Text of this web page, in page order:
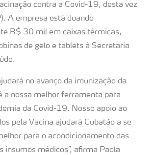
contra a Covid-19, desta vez
A empresa está doando
R$ 30 mil em caixas térmicas,
de gelo e tablets à Secretaria
no avanço da imunização da
a nossa melhor ferramenta para
da Covid-19. Nosso apoio ao
pela Vacina ajudará Cubatão a se
para o acondicionamento das
insumos médicos”, afirma Paola